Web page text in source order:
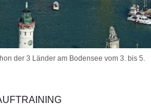
der 3 Länder am Bodensee vom 3. bis 5.